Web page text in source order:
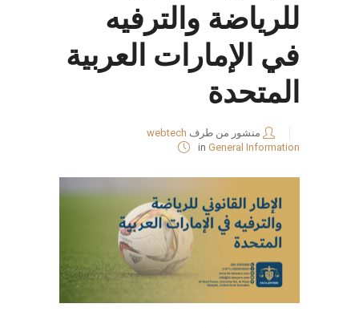
للرياضة والترفيه
في الإمارات العربية
المتحدة
منشور من طرف webtech
in General Information